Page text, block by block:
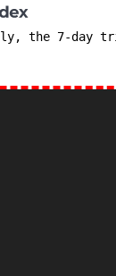
the 7-day